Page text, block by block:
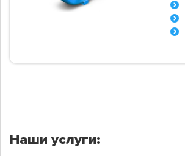
Наши услуги: